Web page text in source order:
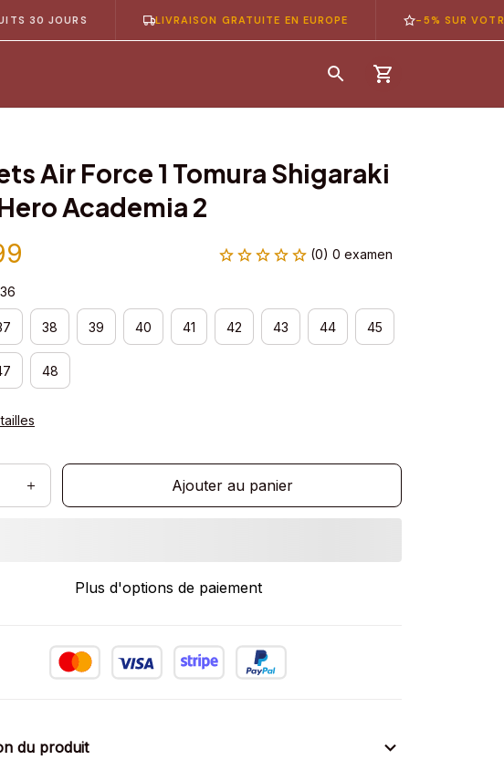
LIVRAISON GRATUITE EN EUROPE -5% SUR VOTRE
Air Force 1 Tomura Shigaraki
Academia 2
(0) 0 examen
38 39 40 41 42 43 44 45
48
Ajouter au panier
Plus d'options de paiement
du produit